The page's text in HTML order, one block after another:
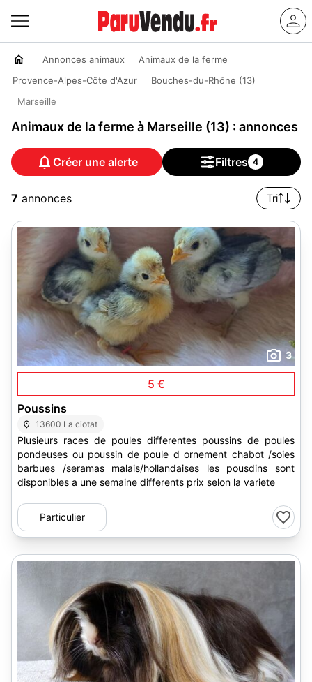
Annonces animaux
Animaux de la ferme
Provence-Alpes-Côte d'Azur
Bouches-du-Rhône (13)
Marseille
Animaux de la ferme à Marseille (13) : annonces
Créer une alerte Filtres 4
7 annonces Tri
3
5 €
Poussins
13600 La ciotat
Plusieurs races de poules differentes poussins de poules
pondeuses ou poussin de poule d ornement chabot /soies
barbues /seramas malais/hollandaises les pousdins sont
disponibles a une semaine differents prix selon la variete
Particulier